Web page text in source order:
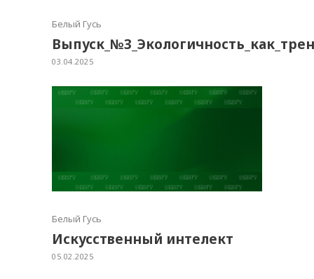
Белый Гусь
03.04.2025
Белый Гусь
Искусственный интелект
05.02.2025